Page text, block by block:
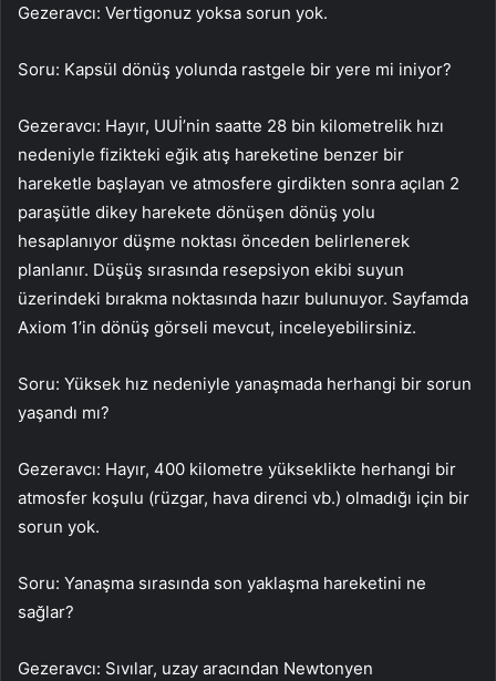
Gezeravcı: Vertigonuz yoksa sorun yok.
Soru: Kapsül dönüş yolunda rastgele bir yere mi iniyor?
Gezeravcı: Hayır, UUİ’nin saatte 28 bin kilometrelik hızı
nedeniyle fizikteki eğik atış hareketine benzer bir
hareketle başlayan ve atmosfere girdikten sonra açılan 2
paraşütle dikey harekete dönüşen dönüş yolu
hesaplanıyor düşme noktası önceden belirlenerek
planlanır. Düşüş sırasında resepsiyon ekibi suyun
üzerindeki bırakma noktasında hazır bulunuyor. Sayfamda
Axiom 1’in dönüş görseli mevcut, inceleyebilirsiniz.
Soru: Yüksek hız nedeniyle yanaşmada herhangi bir sorun
yaşandı mı?
Gezeravcı: Hayır, 400 kilometre yükseklikte herhangi bir
atmosfer koşulu (rüzgar, hava direnci vb.) olmadığı için bir
sorun yok.
Soru: Yanaşma sırasında son yaklaşma hareketini ne
sağlar?
Gezeravcı: Sıvılar, uzay aracından Newtonyen